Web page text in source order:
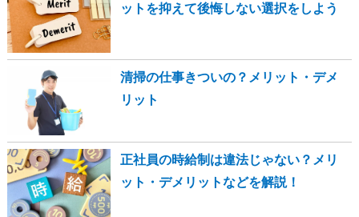
ットを抑えて後悔しない選択をしよう
清掃の仕事きついの？メリット・デメ
リット
正社員の時給制は違法じゃない？メリ
ット・デメリットなどを解説！